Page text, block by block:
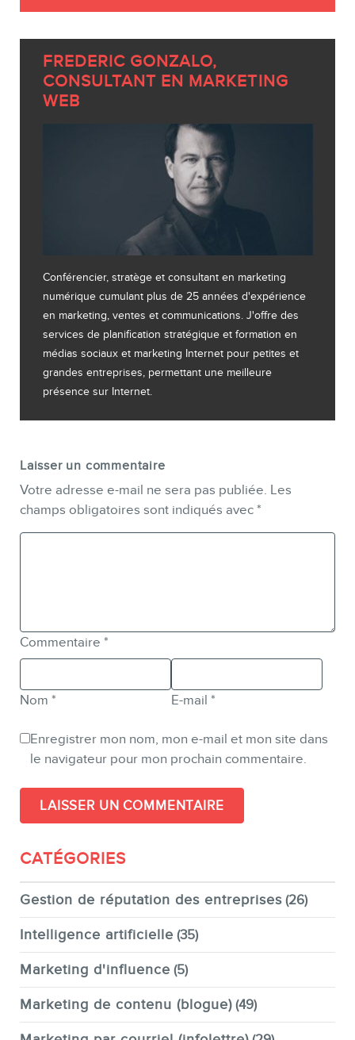
FREDERIC GONZALO,
CONSULTANT EN MARKETING
WEB
Conférencier, stratège et consultant en marketing
numérique cumulant plus de 25 années d'expérience
en marketing, ventes et communications. J'offre des
services de planification stratégique et formation en
médias sociaux et marketing Internet pour petites et
grandes entreprises, permettant une meilleure
présence sur Internet.
Laisser un commentaire
Votre adresse e-mail ne sera pas publiée. Les
champs obligatoires sont indiqués avec *
Commentaire *
Nom * E-mail *
Enregistrer mon nom, mon e-mail et mon site dans
le navigateur pour mon prochain commentaire.
CATÉGORIES
Gestion de réputation des entreprises (26)
Intelligence artificielle (35)
Marketing d'influence (5)
Marketing de contenu (blogue) (49)